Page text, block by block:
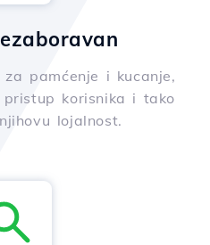
pamćenje i kucanje,
korisnika i tako
lojalnost.